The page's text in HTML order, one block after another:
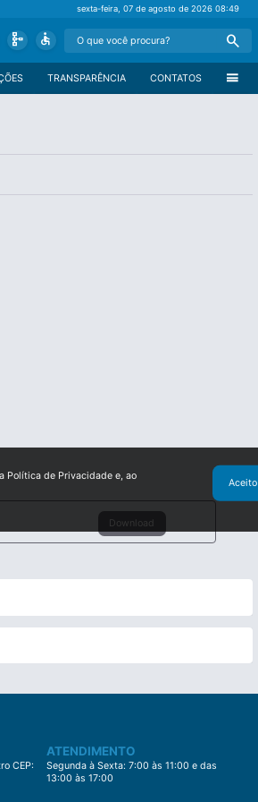
sexta-feira, 07 de agosto de 202608:49
Schema Accessible Search
menu
CONTATOS
TRANSPARÊNCIA
Download
CEP:
ATENDIMENTO
Segunda à Sexta: 7:00 às 11:00 e das
13:00 às 17:00
Política de Privacidade e, ao
Aceito